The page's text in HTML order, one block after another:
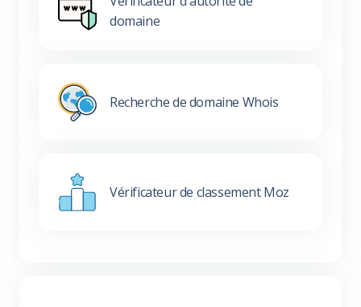
domaine
Recherche de domaine Whois
Vérificateur de classement Moz